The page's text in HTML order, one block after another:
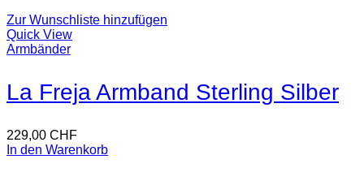
Zur Wunschliste hinzufügen
Quick View
Armbänder
La Freja Armband Sterling Silber
229,00 CHF
In den Warenkorb